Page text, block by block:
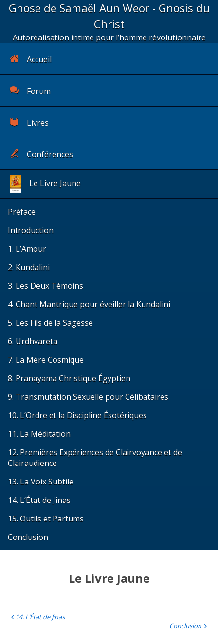
Gnose de Samaël Aun Weor - Gnosis du
Christ
Autoréalisation intime pour l’homme révolutionnaire
Accueil
Forum
Livres
Conférences
Le Livre Jaune
Préface
Introduction
1. L’Amour
2. Kundalini
3. Les Deux Témoins
4. Chant Mantrique pour éveiller la Kundalini
5. Les Fils de la Sagesse
6. Urdhvareta
7. La Mère Cosmique
8. Pranayama Christique Égyptien
9. Transmutation Sexuelle pour Célibataires
10. L’Ordre et la Discipline Ésotériques
11. La Méditation
12. Premières Expériences de Clairvoyance et de
Clairaudience
13. La Voix Subtile
14. L’État de Jinas
15. Outils et Parfums
Conclusion
Le Livre Jaune
14. L’État de Jinas
Conclusion